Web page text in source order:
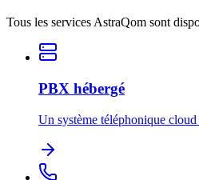
Tous les services AstraQom sont
PBX hébergé
Un système téléphonique